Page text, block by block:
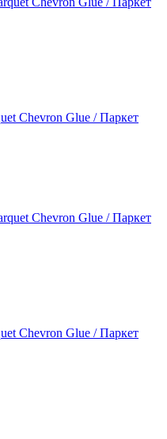
Chevron Glue / Паркет
Chevron Glue / Паркет